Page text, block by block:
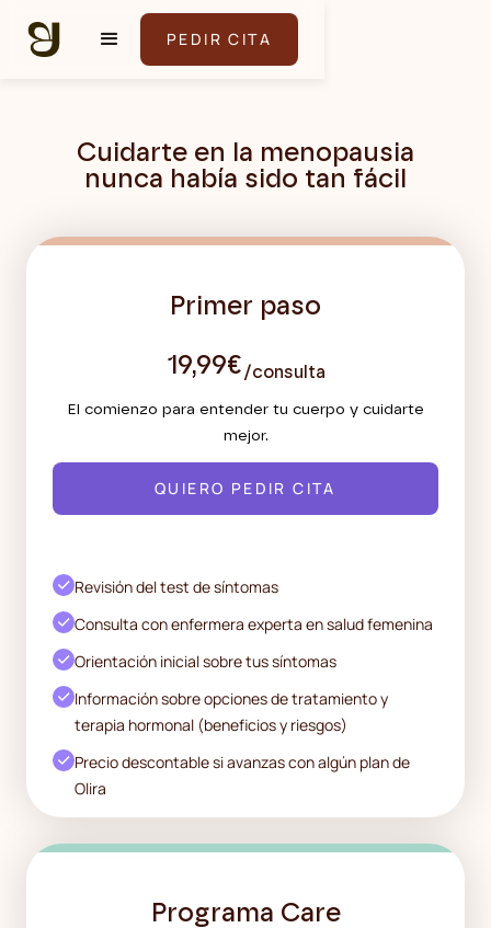
PEDIR CITA
Cuidarte en la menopausia
nunca había sido tan fácil
Primer paso
19,99€/consulta
El comienzo para entender tu cuerpo y cuidarte
mejor.
QUIERO PEDIR CITA
Revisión del test de síntomas
Consulta con enfermera experta en salud femenina
Orientación inicial sobre tus síntomas
Información sobre opciones de tratamiento y
terapia hormonal (beneficios y riesgos)
Precio descontable si avanzas con algún plan de
Olira
Programa Care